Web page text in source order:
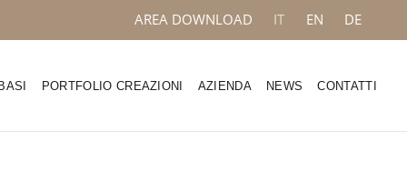
AREA DOWNLOAD IT EN DE
PORTFOLIO CREAZIONI AZIENDA NEWS CONTATTI